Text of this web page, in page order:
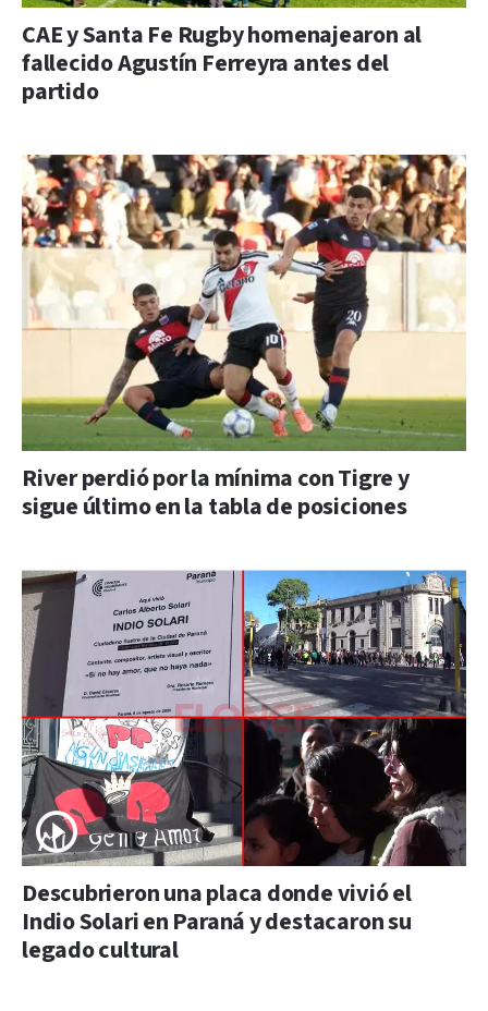
CAE y Santa Fe Rugby homenajearon al
fallecido Agustín Ferreyra antes del
partido
River perdió por la mínima con Tigre y
sigue último en la tabla de posiciones
Descubrieron una placa donde vivió el
Indio Solari en Paraná y destacaron su
legado cultural